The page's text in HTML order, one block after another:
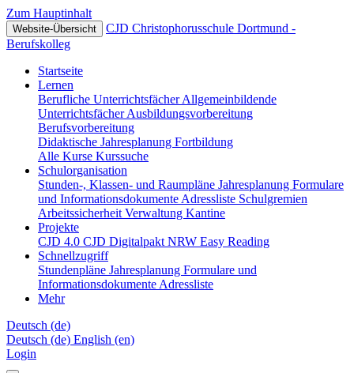
Zum Hauptinhalt
Website-Übersicht
CJD Christophorusschule Dortmund -
Berufskolleg
Startseite
Lernen
Berufliche UnterrichtsfächerAllgemeinbildende
UnterrichtsfächerAusbildungsvorbereitung
Berufsvorbereitung
Didaktische Jahresplanung Fortbildung
Alle Kurse Kurssuche
Schulorganisation
Stunden-, Klassen- und Raumpläne Jahresplanung Formulare
und Informationsdokumente Adressliste Schulgremien
Arbeitssicherheit Verwaltung Kantine
Projekte
CJD 4.0 CJD Digitalpakt NRW Easy Reading
Schnellzugriff
Stundenpläne Jahresplanung Formulare und
Informationsdokumente Adressliste
Mehr
Deutsch ‎(de)‎
Deutsch ‎(de)‎ English ‎(en)‎
Login